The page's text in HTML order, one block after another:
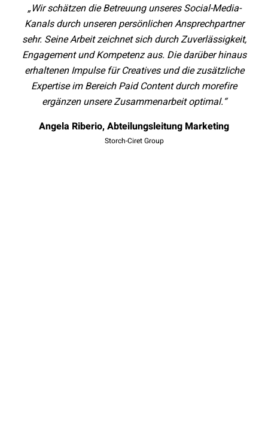
„Wir schätzen die Betreuung unseres Social-Media-
Kanals durch unseren persönlichen Ansprechpartner
sehr. Seine Arbeit zeichnet sich durch Zuverlässigkeit,
Engagement und Kompetenz aus. Die darüber hinaus
erhaltenen Impulse für Creatives und die zusätzliche
Expertise im Bereich Paid Content durch morefire
ergänzen unsere Zusammenarbeit optimal.“
Angela Riberio, Abteilungsleitung Marketing
Storch-Ciret Group